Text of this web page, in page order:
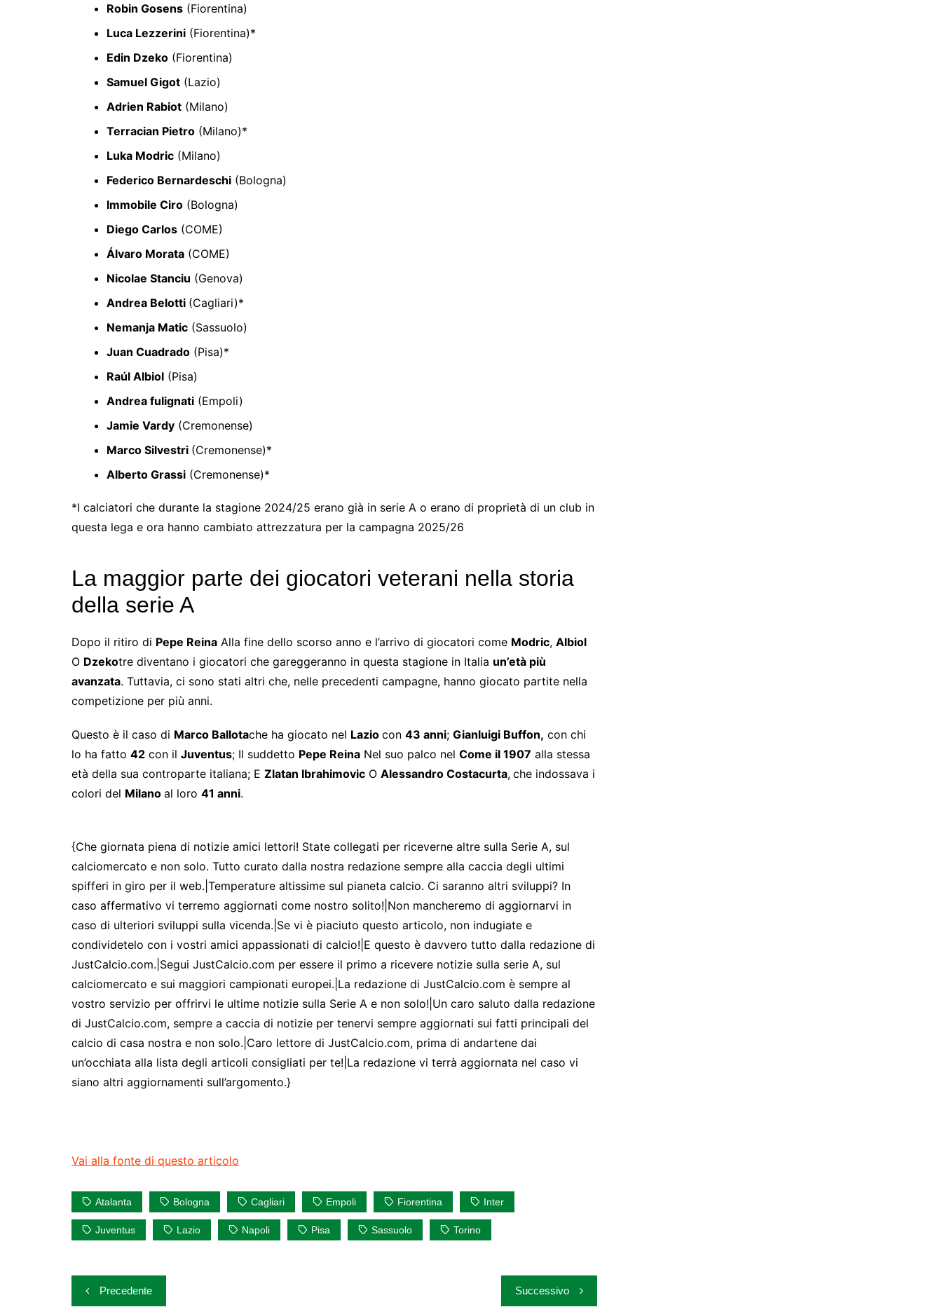
Robin Gosens (Fiorentina)
Luca Lezzerini (Fiorentina)*
Edin Dzeko (Fiorentina)
Samuel Gigot (Lazio)
Adrien Rabiot (Milano)
Terracian Pietro (Milano)*
Luka Modric (Milano)
Federico Bernardeschi (Bologna)
Immobile Ciro (Bologna)
Diego Carlos (COME)
Álvaro Morata (COME)
Nicolae Stanciu (Genova)
Andrea Belotti (Cagliari)*
Nemanja Matic (Sassuolo)
Juan Cuadrado (Pisa)*
Raúl Albiol (Pisa)
Andrea fulignati (Empoli)
Jamie Vardy (Cremonense)
Marco Silvestri (Cremonense)*
Alberto Grassi (Cremonense)*
*I calciatori che durante la stagione 2024/25 erano già in serie A o erano di proprietà di un club in
questa lega e ora hanno cambiato attrezzatura per la campagna 2025/26
La maggior parte dei giocatori veterani nella storia
della serie A
Dopo il ritiro di Pepe Reina Alla fine dello scorso anno e l’arrivo di giocatori come Modric, Albiol
O Dzekotre diventano i giocatori che gareggeranno in questa stagione in Italia un’età più
avanzata. Tuttavia, ci sono stati altri che, nelle precedenti campagne, hanno giocato partite nella
competizione per più anni.
Questo è il caso di Marco Ballotache ha giocato nel Lazio con 43 anni; Gianluigi Buffon, con chi
lo ha fatto 42 con il Juventus; Il suddetto Pepe Reina Nel suo palco nel Come il 1907 alla stessa
età della sua controparte italiana; E Zlatan Ibrahimovic O Alessandro Costacurta, che indossava i
colori del Milano al loro 41 anni.
{Che giornata piena di notizie amici lettori! State collegati per riceverne altre sulla Serie A, sul
calciomercato e non solo. Tutto curato dalla nostra redazione sempre alla caccia degli ultimi
spifferi in giro per il web.|Temperature altissime sul pianeta calcio. Ci saranno altri sviluppi? In
caso affermativo vi terremo aggiornati come nostro solito!|Non mancheremo di aggiornarvi in
caso di ulteriori sviluppi sulla vicenda.|Se vi è piaciuto questo articolo, non indugiate e
condividetelo con i vostri amici appassionati di calcio!|E questo è davvero tutto dalla redazione di
JustCalcio.com.|Segui JustCalcio.com per essere il primo a ricevere notizie sulla serie A, sul
calciomercato e sui maggiori campionati europei.|La redazione di JustCalcio.com è sempre al
vostro servizio per offrirvi le ultime notizie sulla Serie A e non solo!|Un caro saluto dalla redazione
di JustCalcio.com, sempre a caccia di notizie per tenervi sempre aggiornati sui fatti principali del
calcio di casa nostra e non solo.|Caro lettore di JustCalcio.com, prima di andartene dai
un’occhiata alla lista degli articoli consigliati per te!|La redazione vi terrà aggiornata nel caso vi
siano altri aggiornamenti sull’argomento.}
Vai alla fonte di questo articolo
Atalanta Bologna Cagliari Empoli Fiorentina Inter
Juventus Lazio Napoli Pisa Sassuolo Torino
Navigazione
Precedente Successivo